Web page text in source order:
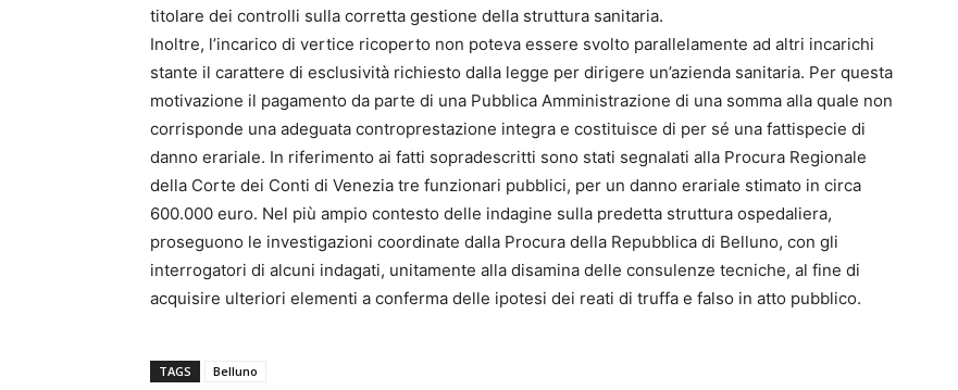
titolare dei controlli sulla corretta gestione della struttura sanitaria.
Inoltre, l’incarico di vertice ricoperto non poteva essere svolto parallelamente ad altri incarichi
stante il carattere di esclusività richiesto dalla legge per dirigere un’azienda sanitaria. Per questa
motivazione il pagamento da parte di una Pubblica Amministrazione di una somma alla quale non
corrisponde una adeguata controprestazione integra e costituisce di per sé una fattispecie di
danno erariale. In riferimento ai fatti sopradescritti sono stati segnalati alla Procura Regionale
della Corte dei Conti di Venezia tre funzionari pubblici, per un danno erariale stimato in circa
600.000 euro. Nel più ampio contesto delle indagine sulla predetta struttura ospedaliera,
proseguono le investigazioni coordinate dalla Procura della Repubblica di Belluno, con gli
interrogatori di alcuni indagati, unitamente alla disamina delle consulenze tecniche, al fine di
acquisire ulteriori elementi a conferma delle ipotesi dei reati di truffa e falso in atto pubblico.
TAGS Belluno